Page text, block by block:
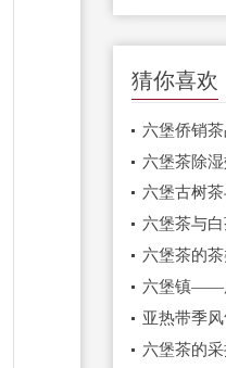
猜你喜欢